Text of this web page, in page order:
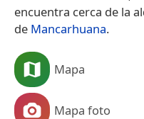
encuentra cerca de la
de Mancarhuana.
Mapa
Mapa foto